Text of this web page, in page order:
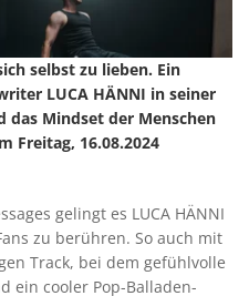
selbst zu lieben. Ein
LUCA HÄNNI in seiner
das Mindset der Menschen
Freitag, 16.08.2024
gelingt es LUCA HÄNNI
zu berühren. So auch mit
Track, bei dem gefühlvolle
ein cooler Pop-Balladen-